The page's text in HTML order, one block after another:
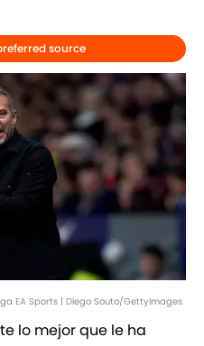
source
EA Sports | Diego Souto/GettyImages
lo mejor que le ha